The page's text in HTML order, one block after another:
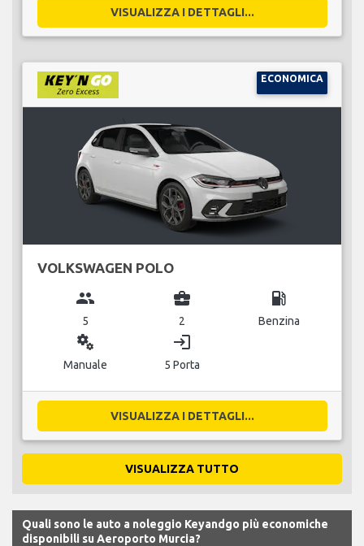
VISUALIZZA I DETTAGLI...
ECONOMICA
VOLKSWAGEN POLO
group
5
business_center
2
local_gas_station
Benzina
miscellaneous_services
Manuale
login
5 Porta
VISUALIZZA I DETTAGLI...
VISUALIZZA TUTTO
Quali sono le auto a noleggio Keyandgo più economiche
disponibili su Aeroporto Murcia?